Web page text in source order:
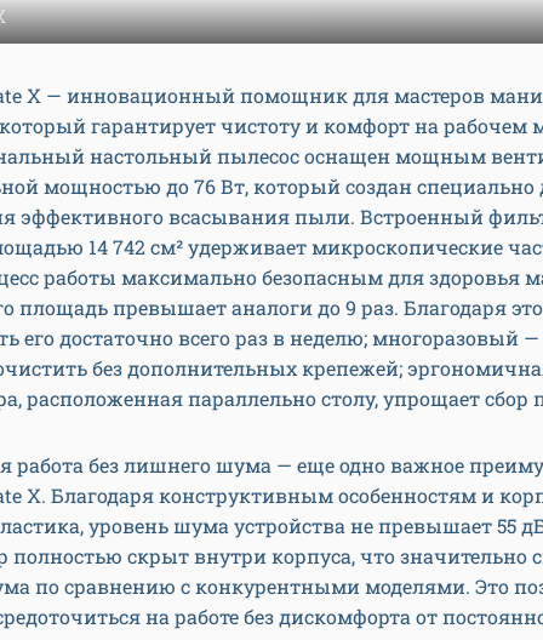
X — инновационный помощник для мастеров
гарантирует чистоту и комфорт на рабочем
настольный пылесос оснащен мощным
мощностью до 76 Вт, который создан специально
эффективного всасывания пыли. Встроенный
14 742 см² удерживает микроскопические
работы максимально безопасным для здоровья
площадь превышает аналоги до 9 раз. Благодаря
его достаточно всего раз в неделю; многоразовый —
без дополнительных крепежей;
расположенная параллельно столу, упрощает сбор
работа без лишнего шума — еще одно важное
X. Благодаря конструктивным особенностям и
уровень шума устройства не превышает 55
полностью скрыт внутри корпуса, что значительно
по сравнению с конкурентными моделями. Это
на работе без дискомфорта от